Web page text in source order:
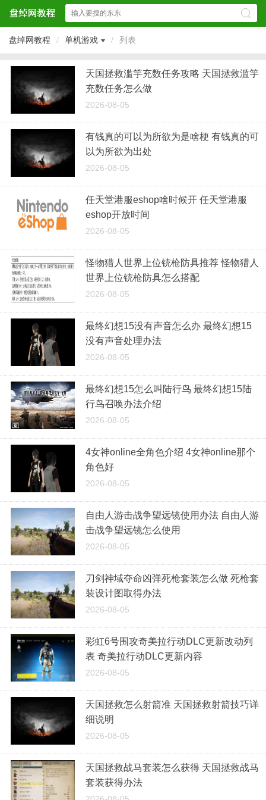
盘绰网教程 / 单机游戏 / 列表
天国拯救滥竽充数任务攻略 天国拯救滥竽
充数任务怎么做
2026-08-05
有钱真的可以为所欲为是啥梗 有钱真的可
以为所欲为出处
2026-08-05
任天堂港服eshop啥时候开 任天堂港服
eshop开放时间
2026-08-05
怪物猎人世界上位铳枪防具推荐 怪物猎人
世界上位铳枪防具怎么搭配
2026-08-05
最终幻想15没有声音怎么办 最终幻想15
没有声音处理办法
2026-08-05
最终幻想15怎么叫陆行鸟 最终幻想15陆
行鸟召唤办法介绍
2026-08-05
4女神online全角色介绍 4女神online那个
角色好
2026-08-05
自由人游击战争望远镜使用办法 自由人游
击战争望远镜怎么使用
2026-08-05
刀剑神域夺命凶弹死枪套装怎么做 死枪套
装设计图取得办法
2026-08-05
彩虹6号围攻奇美拉行动DLC更新改动列
表 奇美拉行动DLC更新内容
2026-08-05
天国拯救怎么射箭准 天国拯救射箭技巧详
细说明
2026-08-05
天国拯救战马套装怎么获得 天国拯救战马
套装获得办法